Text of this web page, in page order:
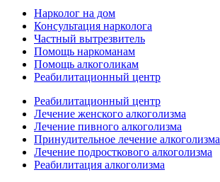
Нарколог на дом
Консультация нарколога
Частный вытрезвитель
Помощь наркоманам
Помощь алкоголикам
Реабилитационный центр
Реабилитационный центр
Лечение женского алкоголизма
Лечение пивного алкоголизма
Принудительное лечение алкоголизма
Лечение подросткового алкоголизма
Реабилитация алкоголизма